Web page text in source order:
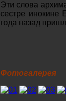
Эти слова
сестре инокине
года назад
Фотогалерея